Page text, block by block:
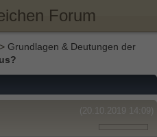
Forum
> Grundlagen & Deutungen der
(20.10.2019 14:09)